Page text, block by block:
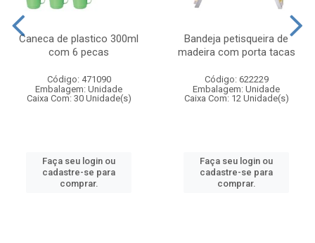
Caneca de plastico 300ml
com 6 pecas
Código: 471090
Embalagem: Unidade
Caixa Com: 30 Unidade(s)
Faça seu login ou
cadastre-se para
comprar.
Bandeja petisqueira de
madeira com porta tacas
Código: 622229
Embalagem: Unidade
Caixa Com: 12 Unidade(s)
Faça seu login ou
cadastre-se para
comprar.